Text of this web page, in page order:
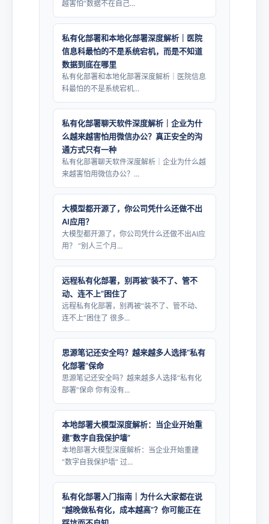
越害怕“数据不在自己...
私有化部署和本地化部署深度解析｜医院
信息科最怕的不是系统宕机，而是不知道
数据到底在哪里
私有化部署和本地化部署深度解析｜医院信息
科最怕的不是系统宕机...
私有化部署聊天软件深度解析｜企业为什
么越来越害怕用微信办公？真正安全的沟
通方式只有一种
私有化部署聊天软件深度解析｜企业为什么越
来越害怕用微信办公？...
大模型都开源了，你公司凭什么还做不出
AI应用？
大模型都开源了，你公司凭什么还做不出AI应
用？ “别人三个月...
远程私有化部署，别再被“装不了、管不
动、连不上”困住了
远程私有化部署，别再被“装不了、管不动、
连不上”困住了 很多...
思源笔记还安全吗？越来越多人选择“私有
化部署”保命
思源笔记还安全吗？越来越多人选择“私有化
部署”保命 你有没有...
本地部署大模型深度解析：当企业开始重
建“数字自我保护墙”
本地部署大模型深度解析：当企业开始重建
“数字自我保护墙” 过...
私有化部署入门指南｜为什么大家都在说
“越晚做私有化，成本越高”？你可能正在